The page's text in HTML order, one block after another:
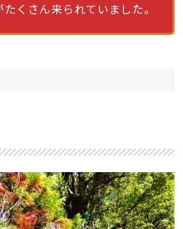
くさん来られていました。